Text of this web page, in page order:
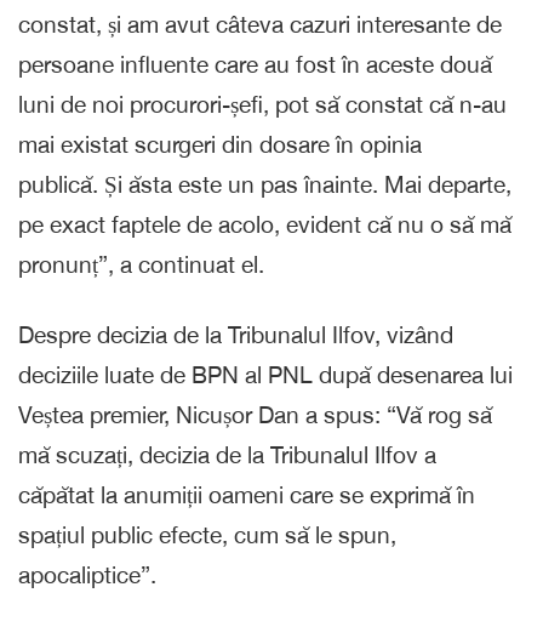
constat, și am avut câteva cazuri interesante de
persoane influente care au fost în aceste două
luni de noi procurori-șefi, pot să constat că n-au
mai existat scurgeri din dosare în opinia
publică. Și ăsta este un pas înainte. Mai departe,
pe exact faptele de acolo, evident că nu o să mă
pronunț”, a continuat el.
Despre decizia de la Tribunalul Ilfov, vizând
deciziile luate de BPN al PNL după desenarea lui
Veștea premier, Nicușor Dan a spus: “Vă rog să
mă scuzați, decizia de la Tribunalul Ilfov a
căpătat la anumiții oameni care se exprimă în
spațiul public efecte, cum să le spun,
apocaliptice”.